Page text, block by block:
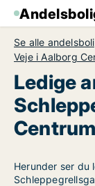
Se alle
Veje i Aalborg
Ledige
Centrum
Herunder ser du